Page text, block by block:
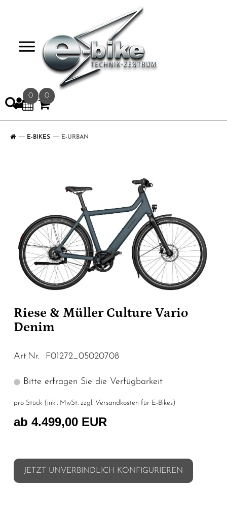
0 0
E-BIKES E-URBAN
Riese & Müller Culture Vario
Denim
Art.Nr. F01272_05020708
Bitte erfragen Sie die Verfügbarkeit
pro Stück (inkl. MwSt. zzgl. Versandkosten für E-Bikes)
ab 4.499,00 EUR
JETZT UNVERBINDLICH KONFIGURIEREN